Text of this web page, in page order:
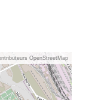
OpenStreetMap